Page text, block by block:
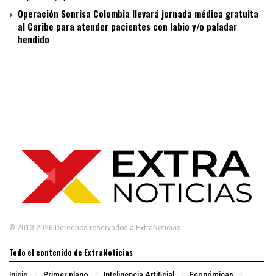
Operación Sonrisa Colombia llevará jornada médica gratuita
al Caribe para atender pacientes con labio y/o paladar
hendido
© 2013-2026 Derechos reservados a ExtraNoticias
Todo el contenido de ExtraNoticias